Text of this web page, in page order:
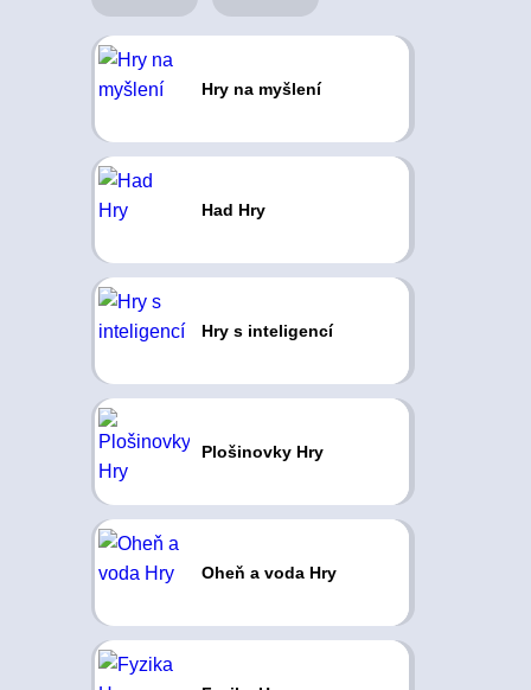
Hry na myšlení
Had Hry
Hry s inteligencí
Plošinovky Hry
Oheň a voda Hry